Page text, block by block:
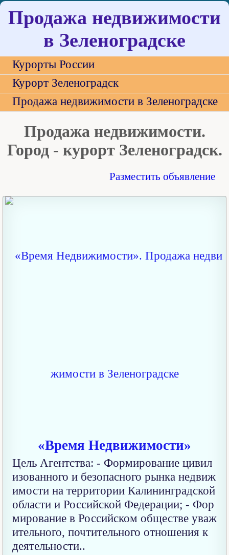
Продажа недвижимости
в Зеленоградске
Курорты России
Курорт Зеленоградск
Продажа недвижимости в Зеленоградске
Продажа недвижимости.
Город - курорт Зеленоградск.
Разместить объявление
«Время Недвижимости»
Цель Агентства: - Формирование цивил
изованного и безопасного рынка недвиж
имости на территории Калининградской
области и Российской Федерации; - Фор
мирование в Российском обществе уваж
ительного, почтительного отношения к
деятельности..